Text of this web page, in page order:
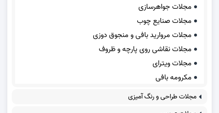
مجلات جواهرسازی
مجلات صنایع چوب
مجلات مروارید بافی و منجوق دوزی
مجلات نقاشی روی پارچه و ظروف
مجلات ویترای
مکرومه بافی
مجلات طراحی و رنگ آمیزی